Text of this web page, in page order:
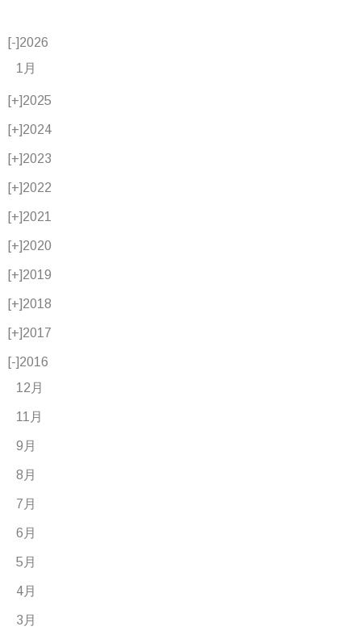
[-]2026
1月
[+]2025
[+]2024
[+]2023
[+]2022
[+]2021
[+]2020
[+]2019
[+]2018
[+]2017
[-]2016
12月
11月
9月
8月
7月
6月
5月
4月
3月